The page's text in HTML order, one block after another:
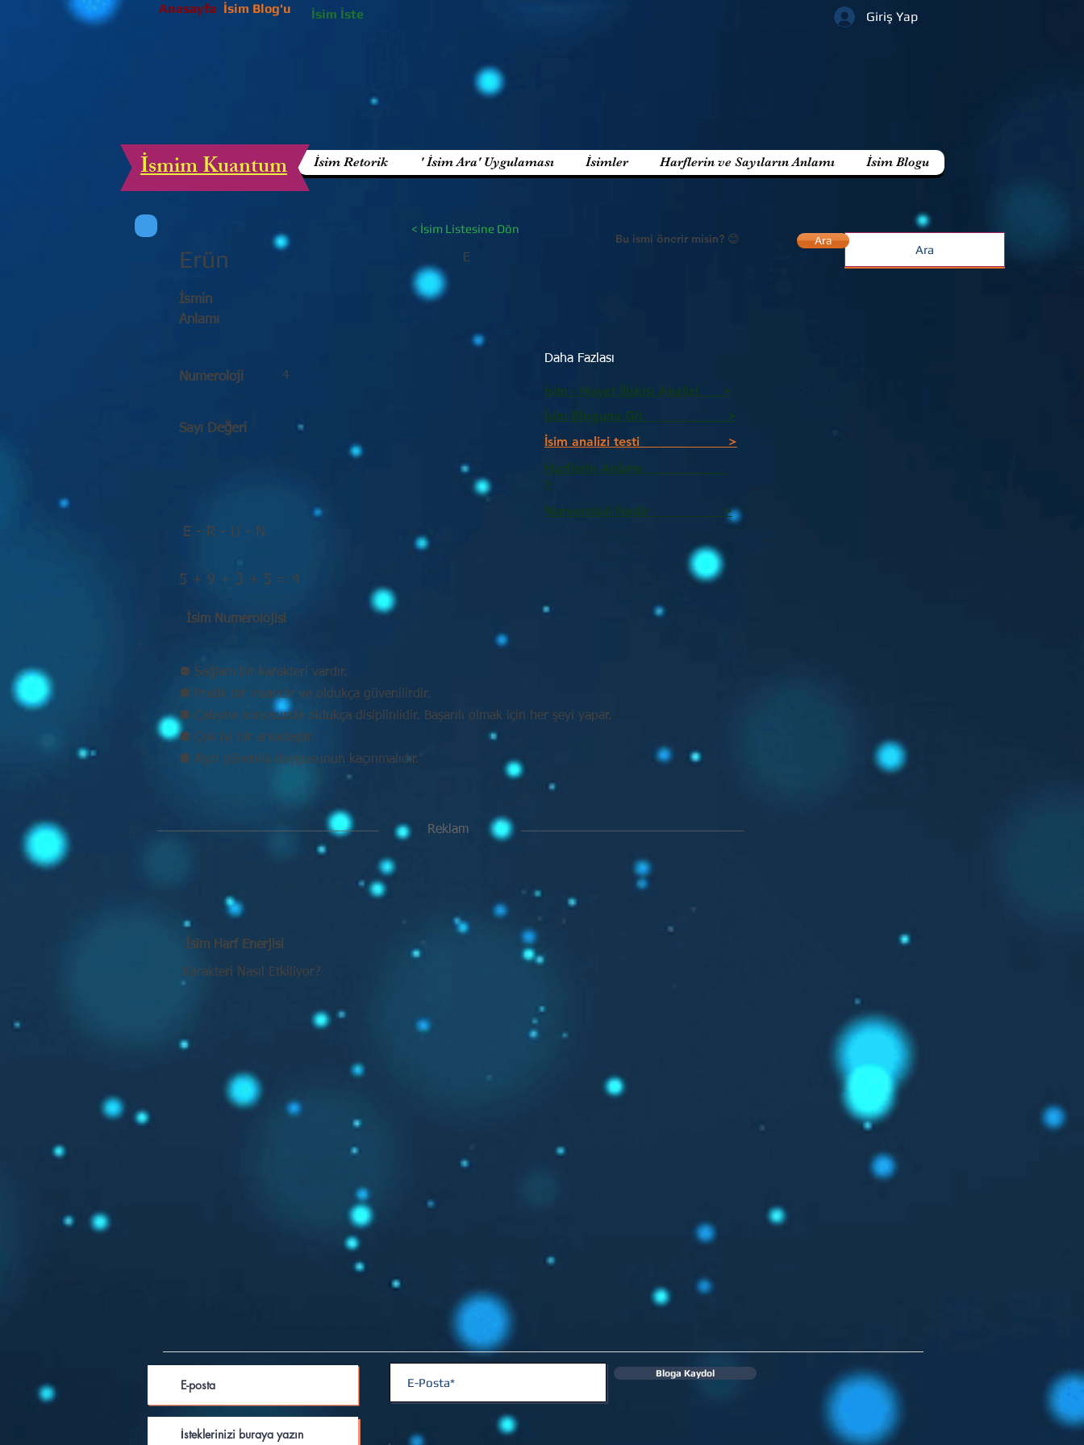
Anasayfa
Giriş Yap
İsim Blog'u İsim İste
İsim Retorik ' İsim Ara' Uygulaması İsimler Harflerin ve Sayıların Anlamı İsim Blogu
İsmim Kuantum
< İsim Listesine Dön
Erün E
Bu ismi önerir misin? 😊
İsmin
Anlamı
Numeroloji 4
Sayı Değeri
E - R - U - N
Daha Fazlası
İsim - Hayat İlişkisi Analizi >
İsim Bloguna Git >
İsim analizi testi >
Harflerin Anlamı
>
Numeroloji Nedir_________ >
5 + 9 + 3 + 5 = 4
İsim Numerolojisi
⚉ Sağlam bir karakteri vardır.
⚉ Pratik bir insandır ve oldukça güvenilirdir.
⚉ Çalışma konusunda oldukça disiplinlidir. Başarılı olmak için her şeyi yapar.
⚉ Çok iyi bir arkadaştır.
⚉ Aşırı güvenlik duygusunun kaçınmalıdır.'
Reklam
İsim Harf Enerjisi
Karakteri Nasıl Etkiliyor?
Ara
Bloga Kaydol